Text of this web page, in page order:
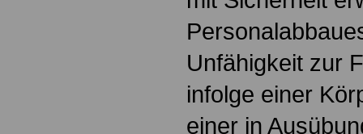
Unfähigkeit zur
infolge einer
einer in